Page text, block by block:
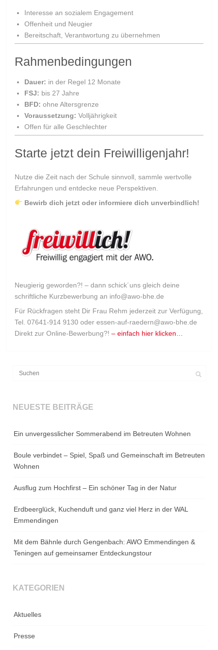
Interesse an sozialem Engagement
Offenheit und Neugier
Bereitschaft, Verantwortung zu übernehmen
Rahmenbedingungen
Dauer: in der Regel 12 Monate
FSJ: bis 27 Jahre
BFD: ohne Altersgrenze
Voraussetzung: Volljährigkeit
Offen für alle Geschlechter
Starte jetzt dein Freiwilligenjahr!
Nutze die Zeit nach der Schule sinnvoll, sammle wertvolle
Erfahrungen und entdecke neue Perspektiven.
Bewirb dich jetzt oder informiere dich unverbindlich!
Neugierig geworden?! – dann schick´uns gleich deine
schriftliche Kurzbewerbung an info@awo-bhe.de
Für Rückfragen steht Dir Frau Rehm jederzeit zur Verfügung,
Tel. 07641-914 9130 oder essen-auf-raedern@awo-bhe.de
Direkt zur Online-Bewerbung?!– einfach hier klicken…
NEUESTE BEITRÄGE
Ein unvergesslicher Sommerabend im Betreuten Wohnen
Boule verbindet – Spiel, Spaß und Gemeinschaft im Betreuten
Wohnen
Ausflug zum Hochfirst – Ein schöner Tag in der Natur
Erdbeerglück, Kuchenduft und ganz viel Herz in der WAL
Emmendingen
Mit dem Bähnle durch Gengenbach: AWO Emmendingen &
Teningen auf gemeinsamer Entdeckungstour
KATEGORIEN
Aktuelles
Presse